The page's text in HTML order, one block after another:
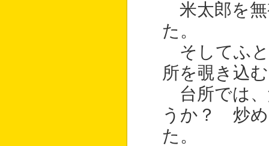
米太郎を無
た。
そしてふと
所を覗き込
台所では、
うか？ 炒め
た。